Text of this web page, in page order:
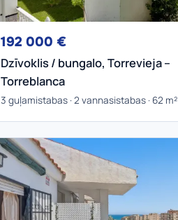
192 000 €
Dzīvoklis / bungalo, Torrevieja –
Torreblanca
3 guļamistabas · 2 vannasistabas · 62 m²